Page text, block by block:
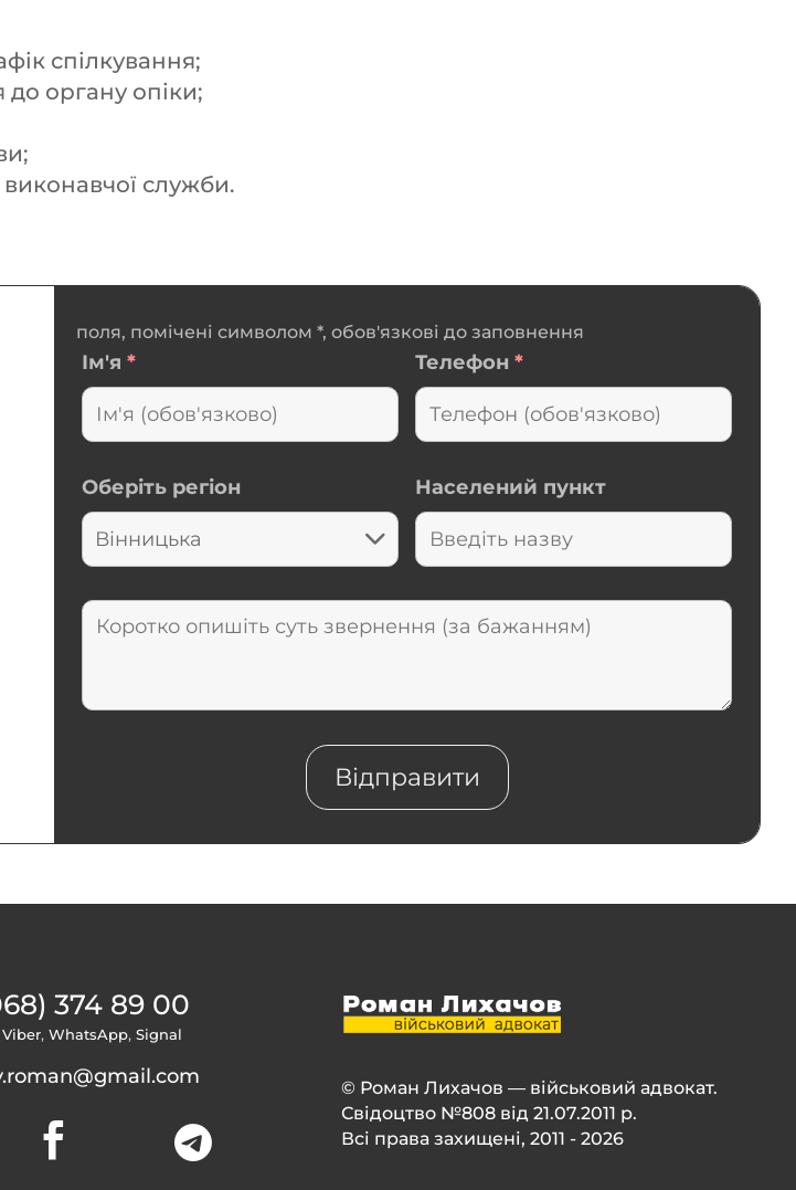
спілкування;
до органу опіки;
служби.
поля, помічені символом *, обов'язкові до заповнення
Ім'я * Телефон*
Оберіть регіон Населений пункт
374 89 00
Viber, WhatsApp, Signal
 
© Роман Лихачов — військовий адвокат.
Свідоцтво №808 від 21.07.2011 р.
Всі права захищені, 2011 - 2026